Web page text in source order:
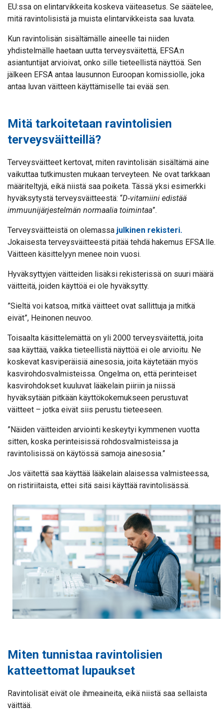
EU:ssa on elintarvikkeita koskeva väiteasetus. Se säätelee,
mitä ravintolisistä ja muista elintarvikkeista saa luvata.
Kun ravintolisän sisältämälle aineelle tai niiden
yhdistelmälle haetaan uutta terveysväitettä, EFSA:n
asiantuntijat arvioivat, onko sille tieteellistä näyttöä. Sen
jälkeen EFSA antaa lausunnon Euroopan komissiolle, joka
antaa luvan väitteen käyttämiselle tai evää sen.
Mitä tarkoitetaan ravintolisien
terveysväitteillä?
Terveysväitteet kertovat, miten ravintolisän sisältämä aine
vaikuttaa tutkimusten mukaan terveyteen. Ne ovat tarkkaan
määriteltyjä, eikä niistä saa poiketa. Tässä yksi esimerkki
hyväksytystä terveysväitteestä: “D‑vitamiini edistää
immuunijärjestelmän normaalia toimintaa”.
Terveysväitteistä on olemassa julkinen rekisteri.
Jokaisesta terveysväitteestä pitää tehdä hakemus EFSA:lle.
Väitteen käsittelyyn menee noin vuosi.
Hyväksyttyjen väitteiden lisäksi rekisterissä on suuri määrä
väitteitä, joiden käyttöä ei ole hyväksytty.
”Sieltä voi katsoa, mitkä väitteet ovat sallittuja ja mitkä
eivät”, Heinonen neuvoo.
Toisaalta käsittelemättä on yli 2000 terveysväitettä, joita
saa käyttää, vaikka tieteellistä näyttöä ei ole arvioitu. Ne
koskevat kasviperäisiä ainesosia, joita käytetään myös
kasvirohdosvalmisteissa. Ongelma on, että perinteiset
kasvirohdokset kuuluvat lääkelain piiriin ja niissä
hyväksytään pitkään käyttökokemukseen perustuvat
väitteet – jotka eivät siis perustu tieteeseen.
”Näiden väitteiden arviointi keskeytyi kymmenen vuotta
sitten, koska perinteisissä rohdosvalmisteissa ja
ravintolisissä on käytössä samoja ainesosia.”
Jos väitettä saa käyttää lääkelain alaisessa valmisteessa,
on ristiriitaista, ettei sitä saisi käyttää ravintolisässä.
Miten tunnistaa ravintolisien
katteettomat lupaukset
Ravintolisät eivät ole ihmeaineita, eikä niistä saa sellaista
väittää.